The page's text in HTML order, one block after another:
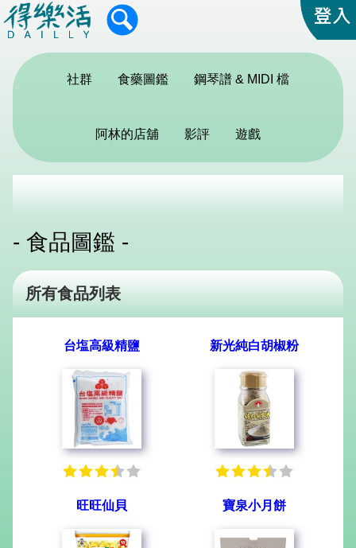
社群 食藥圖鑑 鋼琴譜 & MIDI 檔
阿林的店舖 影評 遊戲
- 食品圖鑑 -
所有食品列表
台塩高級精鹽 新光純白胡椒粉
旺旺仙貝 寶泉小月餅